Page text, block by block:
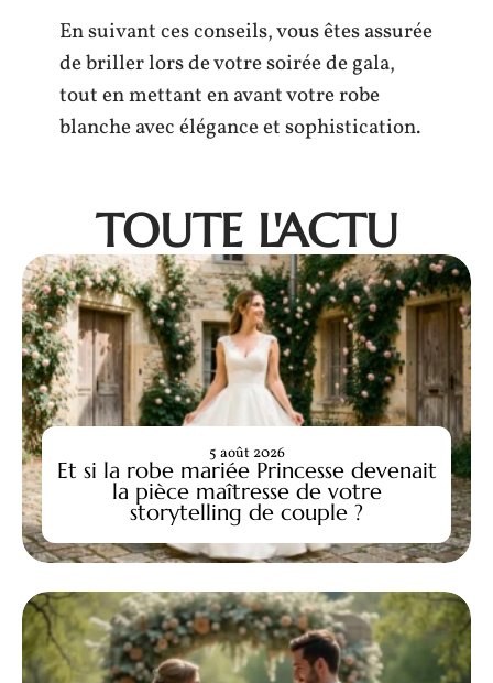
En suivant ces conseils, vous êtes assurée
de briller lors de votre soirée de gala,
tout en mettant en avant votre robe
blanche avec élégance et sophistication.
TOUTE L'ACTU
Et si la robe mariée Princesse devenait
la pièce maîtresse de votre
storytelling de couple ?
5 août 2026